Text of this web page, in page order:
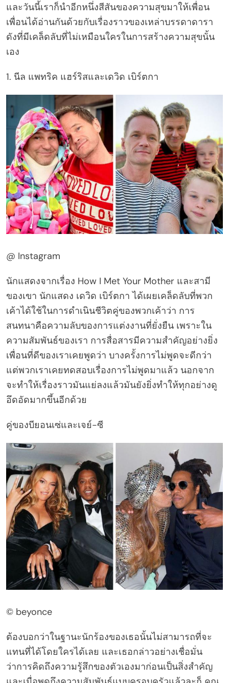
และวันนี้เราก็นำอีกหนึ่งสีสันของความสุขมาให้เพื่อน
เพื่อนได้อ่านกันด้วยกับเรื่องราวของเหล่าบรรดาดารา
ดังที่มีเคล็ดลับที่ไม่เหมือนใครในการสร้างความสุขนั้น
เอง
1. นีล แพทริค แฮร์ริสและเดวิด เบิร์ตกา
@ Instagram
นักแสดงจากเรื่อง How I Met Your Mother และสามี
ของเขา นักแสดง เดวิด เบิร์ตกา ได้เผยเคล็ดลับที่พวก
เค้าได้ใช้ในการดำเนินชีวิตคู่ของพวกเค้าว่า การ
สนทนาคือความลับของการแต่งงานที่ยั่งยืน เพราะใน
ความสัมพันธ์ของเรา การสื่อสารมีความสำคัญอย่างยิ่ง
เพื่อนที่ดีของเราเคยพูดว่า บางครั้งการไม่พูดจะดีกว่า
แต่พวกเราเคยทดสอบเรื่องการไม่พูดมาแล้ว นอกจาก
จะทำให้เรื่องราวมันแย่ลงแล้วมันยังยิ่งทำให้ทุกอย่างดู
อึดอัดมากขึ้นอีกด้วย
คู่ของบียอนเซ่และเจย์-ซี
© beyonce
ต้องบอกว่าในฐานะนักร้องของเธอนั้นไม่สามารถที่จะ
แทนที่ได้โดยใครได้เลย และเธอกล่าวอย่างเชื่อมั่น
ว่าการคิดถึงความรู้สึกของตัวเองมาก่อนเป็นสิ่งสำคัญ